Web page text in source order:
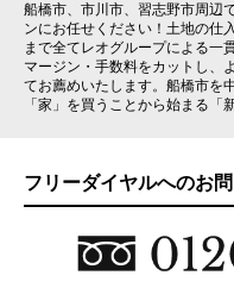
船橋市、市川市、習志野市周辺
ンにお任せください！土地の仕
まで全てレオグループによる一
マージン・手数料をカットし、
てお薦めいたします。船橋市を
「家」を買うことから始まる「
フリーダイヤルへのお